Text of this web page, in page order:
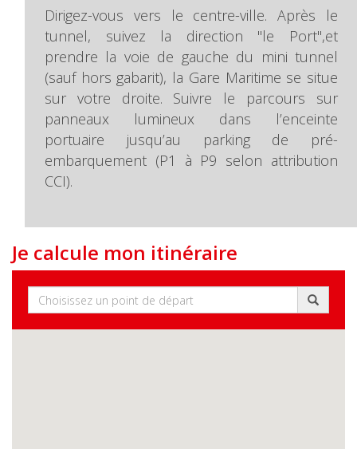
Dirigez-vous vers le centre-ville. Après le
tunnel, suivez la direction "le Port",et
prendre la voie de gauche du mini tunnel
(sauf hors gabarit), la Gare Maritime se situe
sur votre droite. Suivre le parcours sur
panneaux lumineux dans l’enceinte
portuaire jusqu’au parking de pré-
embarquement (P1 à P9 selon attribution
CCI).
Je calcule mon itinéraire